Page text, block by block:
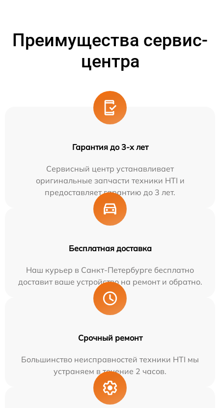
Преимущества сервис-
центра
Гарантия до 3-х лет
Сервисный центр устанавливает
оригинальные запчасти техники HTI и
предоставляет гарантию до 3 лет.
Бесплатная доставка
Наш курьер в Санкт-Петербурге бесплатно
доставит ваше устройство на ремонт и обратно.
Срочный ремонт
Большинство неисправностей техники HTI мы
устраняем в течение 2 часов.